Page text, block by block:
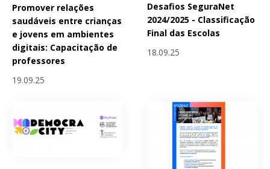
Promover relações
saudáveis entre crianças
e jovens em ambientes
digitais: Capacitação de
professores
19.09.25
Desafios SeguraNet
2024/2025 - Classificação
Final das Escolas
18.09.25